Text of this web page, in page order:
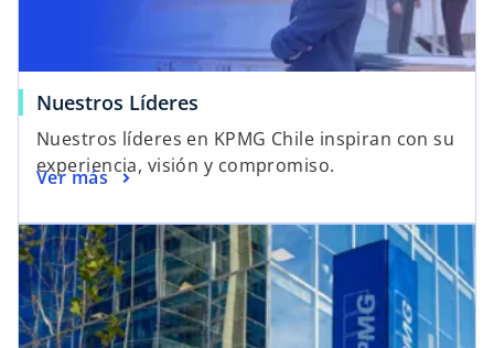
Nuestros Líderes
Nuestros líderes en KPMG Chile inspiran con su
experiencia, visión y compromiso.
Ver más